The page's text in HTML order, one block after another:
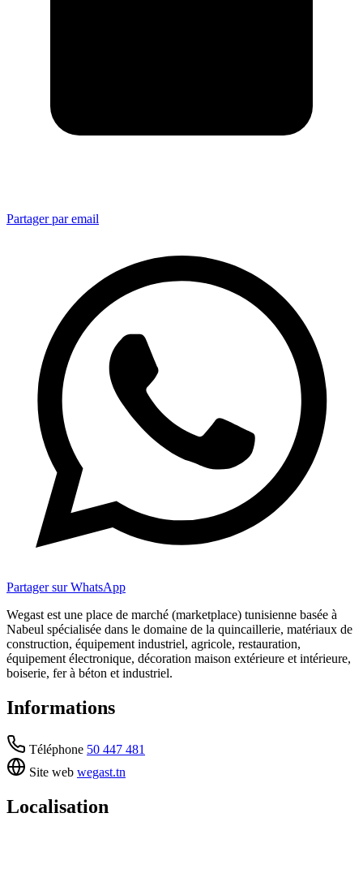
Partager par email
Partager sur WhatsApp
Wegast est une place de marché (marketplace) tunisienne basée à
Nabeul spécialisée dans le domaine de la quincaillerie, matériaux de
construction, équipement industriel, agricole, restauration,
équipement électronique, décoration maison extérieure et intérieure,
boiserie, fer à béton et industriel.
Informations
Téléphone 50 447 481
Site web wegast.tn
Localisation